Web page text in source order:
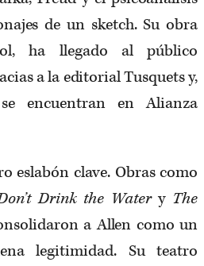
de un sketch. Su obra
ha llegado al público
a la editorial Tusquets y,
encuentran en Alianza
eslabón clave. Obras como
Drink the Watery The
a Allen como un
legitimidad. Su teatro